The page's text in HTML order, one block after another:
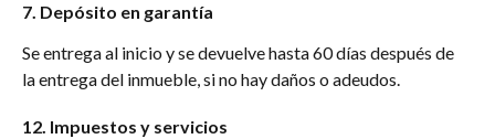
7. Depósito en garantía
Se entrega al inicio y se devuelve hasta 60 días después de
la entrega del inmueble, si no hay daños o adeudos.
12. Impuestos y servicios